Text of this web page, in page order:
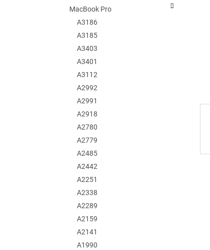
MacBook Pro
A3186
A3185
A3403
A3401
A3112
A2992
A2991
A2918
A2780
A2779
A2485
A2442
A2251
A2338
A2289
A2159
A2141
A1990